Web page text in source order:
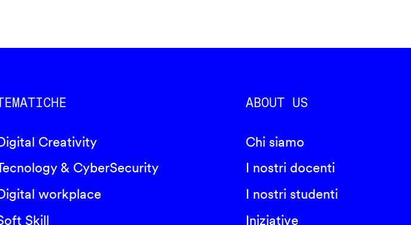
Creativity
& CyberSecurity
workplace
Skill
ABOUT US
Chi siamo
I nostri docenti
I nostri studenti
Iniziative